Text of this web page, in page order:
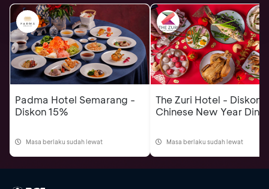
Padma Hotel Semarang -
Diskon 15%
Masa berlaku sudah lewat
The Zuri Hotel - Diskon
Chinese New Year
Masa berlaku sudah lewat